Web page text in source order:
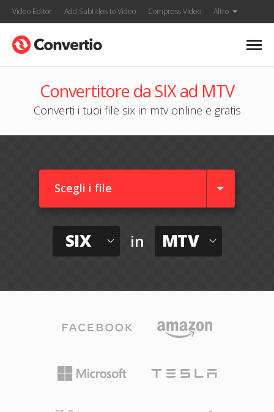
Video Editor Add Subtitles to Video Compress Video Altro
Convertitore da SIX ad MTV
Converti i tuoi file six in mtv online e gratis
Scegli i file
SIX in MTV